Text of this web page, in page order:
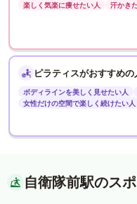
楽しく気楽に痩せたい人 汗かき
ピラティスがおすすめの
ボディラインを美しく見せたい人
女性だけの空間で楽しく続けたい人
自衛隊前駅のス